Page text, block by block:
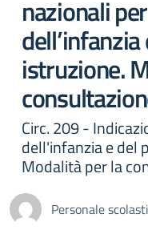
nazionali
istruzione.
Circ. 209 -
dell'infanzia e del
Modalità per la
Personale